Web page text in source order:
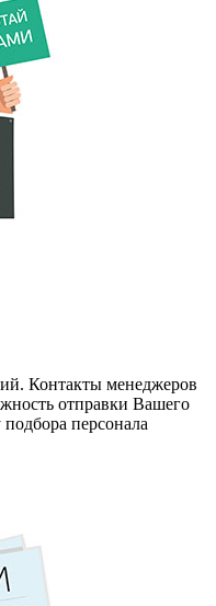
Контакты менеджеров
отправки Вашего
персонала